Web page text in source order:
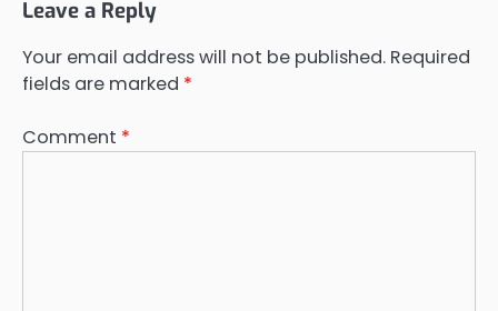
Leave a Reply
Your email address will not be published. Required
fields are marked *
Comment *